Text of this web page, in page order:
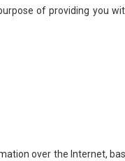
of providing you
over the Internet,